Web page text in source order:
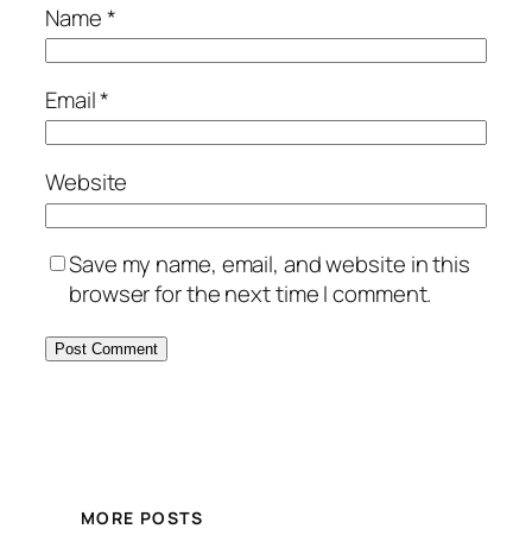
Name*
Email*
Website
Save my name, email, and website in this
browser for the next time I comment.
MORE POSTS